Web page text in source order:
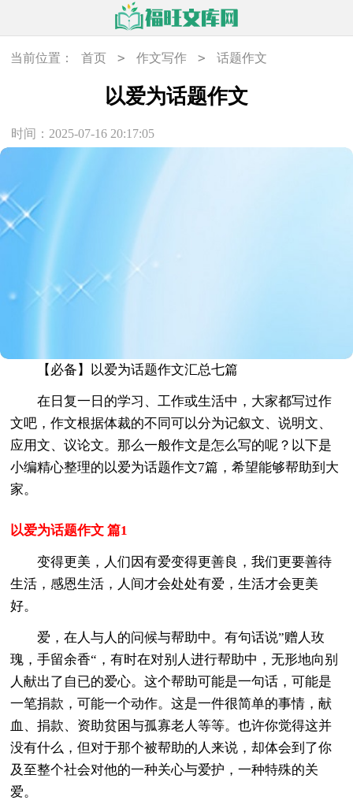
当前位置： 首页 > 作文写作 > 话题作文
以爱为话题作文
时间：2025-07-16 20:17:05
【必备】以爱为话题作文汇总七篇
在日复一日的学习、工作或生活中，大家都写过作
文吧，作文根据体裁的不同可以分为记叙文、说明文、
应用文、议论文。那么一般作文是怎么写的呢？以下是
小编精心整理的以爱为话题作文7篇，希望能够帮助到大
家。
以爱为话题作文 篇1
变得更美，人们因有爱变得更善良，我们更要善待
生活，感恩生活，人间才会处处有爱，生活才会更美
好。
爱，在人与人的问候与帮助中。有句话说”赠人玫
瑰，手留余香“，有时在对别人进行帮助中，无形地向别
人献出了自已的爱心。这个帮助可能是一句话，可能是
一笔捐款，可能一个动作。这是一件很简单的事情，献
血、捐款、资助贫困与孤寡老人等等。也许你觉得这并
没有什么，但对于那个被帮助的人来说，却体会到了你
及至整个社会对他的一种关心与爱护，一种特殊的关
爱。